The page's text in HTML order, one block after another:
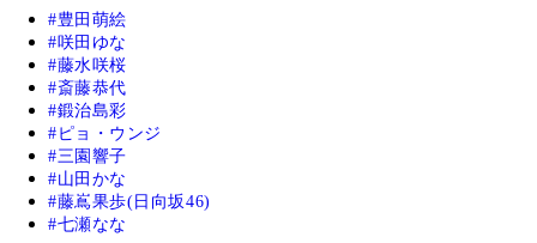
豊田萌絵
咲田ゆな
藤水咲桜
斎藤恭代
鍛治島彩
ピョ・ウンジ
三園響子
山田かな
藤嶌果歩(日向坂46)
七瀬なな